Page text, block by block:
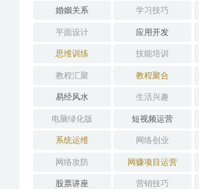
婚姻关系 学习技巧
平面设计 应用开发
思维训练 技能培训
教程汇聚 教程聚合
易经风水 生活兴趣
电脑绿化版 短视频运营
系统运维 网络创业
网络攻防 网赚项目运营
股票讲座 营销技巧